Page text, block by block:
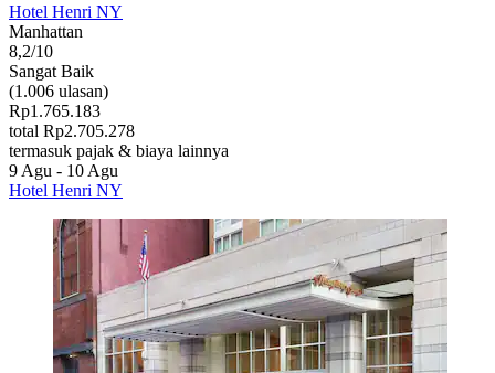
Hotel Henri NY
Manhattan
8,2/10
Sangat Baik
(1.006 ulasan)
Rp1.765.183
total Rp2.705.278
termasuk pajak & biaya lainnya
9 Agu - 10 Agu
Hotel Henri NY